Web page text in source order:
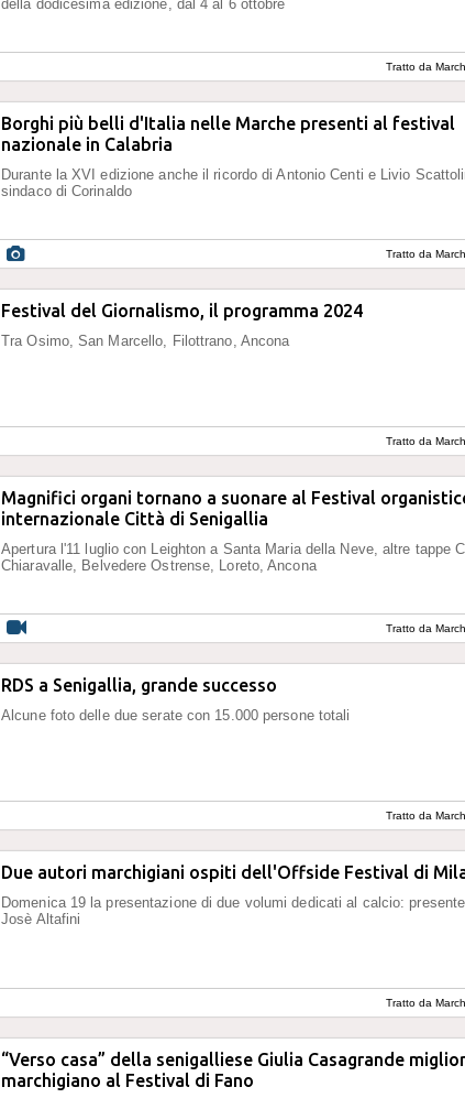
della dodicesima edizione, dal 4 al 6 ottobre
Tratto da
Borghi più belli d'Italia nelle Marche presenti al festival
nazionale in Calabria
Durante la XVI edizione anche il ricordo di Antonio Centi e Livio
sindaco di Corinaldo
Tratto da
Festival del Giornalismo, il programma 2024
Tra Osimo, San Marcello, Filottrano, Ancona
Tratto da
Magnifici organi tornano a suonare al Festival
internazionale Città di Senigallia
Apertura l'11 luglio con Leighton a Santa Maria della Neve, altre tappe
Chiaravalle, Belvedere Ostrense, Loreto, Ancona
Tratto da
RDS a Senigallia, grande successo
Alcune foto delle due serate con 15.000 persone totali
Tratto da
Due autori marchigiani ospiti dell'Offside Festival di
Domenica 19 la presentazione di due volumi dedicati al calcio:
Josè Altafini
Tratto da
“Verso casa” della senigalliese Giulia Casagrande
marchigiano al Festival di Fano